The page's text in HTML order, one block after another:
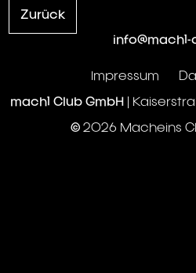
Zurück
Impressum
mach1 Club GmbH |
© 2026 Macheins